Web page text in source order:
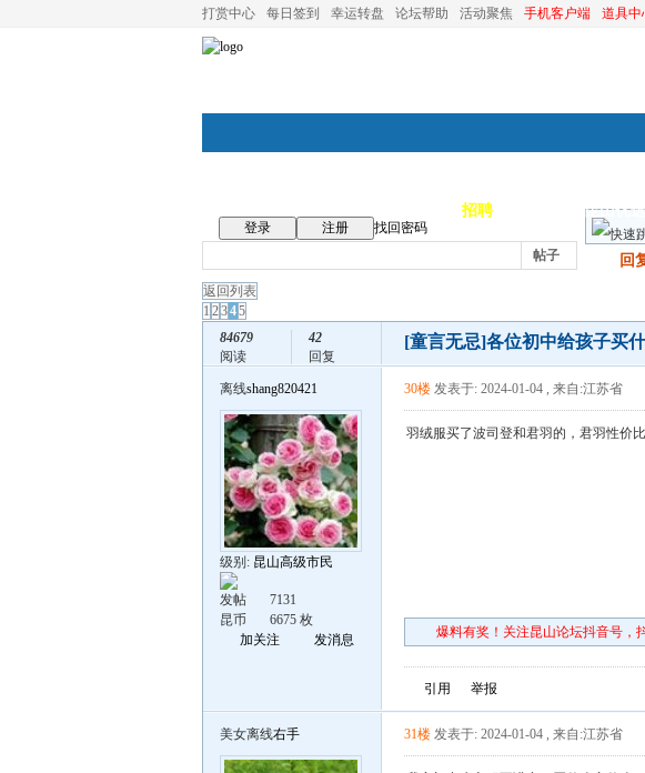
打赏中心 每日签到 幸运转盘 论坛帮助 活动聚焦 手机客户端 道具中
招聘 昆山优选
登录 注册
找回密码
帖子
回
返回列表
1 2345
84679
阅读
42
回复
[童言无忌]各位初中给孩子买
离线shang820421
级别: 昆山高级市民
发帖
7131
昆币
6675 枚
加关注
发消息
30楼 发表于: 2024-01-04 , 来自:江苏省
羽绒服买了波司登和君羽的，君羽性价
爆料有奖！关注昆山论坛抖音号，
引用 举报
美女离线右手 31楼 发表于: 2024-01-04 , 来自:江苏省